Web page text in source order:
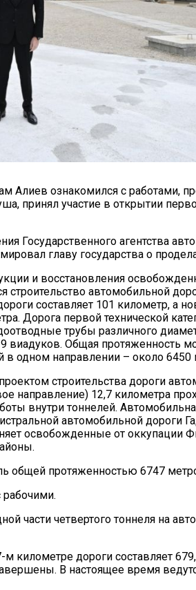
Алиев ознакомился с работами,
принял участие в открытии
Государственного агентства
главу государства о
и восстановления
строительство автомобильной
составляет 101 километр, а
Дорога первой технической
трубы различного
виадуков. Общая протяженность
в одном направлении – около 6450
строительства дороги
направление) 12,7 километра
внутри тоннелей.
автомобильной дороги
освобожденные от оккупации
общей протяженностью 6747
части четвертого тоннеля на
километре дороги составляет
В настоящее время